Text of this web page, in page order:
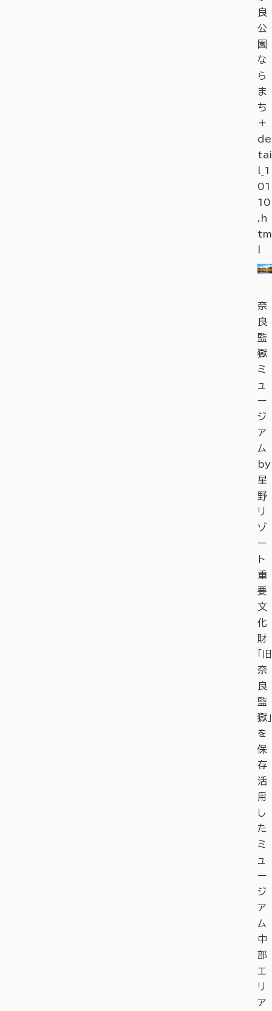
良
公
園
な
ら
ま
ち
＋
de
tai
l_1
01
10
.h
tm
奈
良
監
獄
ミ
ュ
ー
ジ
ア
ム
by
星
野
リ
ゾ
ー
ト
重
要
文
化
財
「旧
奈
良
監
獄」
を
保
存
活
用
し
た
ミ
ュ
ー
ジ
ア
ム
中
部
エ
リ
ア